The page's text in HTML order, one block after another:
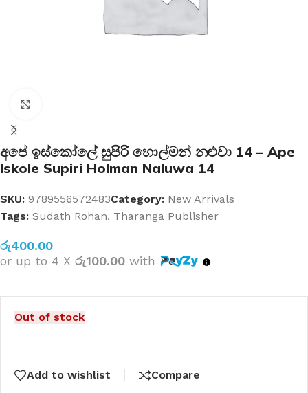
අපේ ඉස්කෝලේ සුපිරි හොල්මන් නළුවා 14 – Ape
Iskole Supiri Holman Naluwa 14
SKU: 9789556572483Category: New Arrivals
Tags: Sudath Rohan, Tharanga Publisher
රු400.00
or up to 4 X රු100.00 with
Out of stock
Add to wishlist Compare